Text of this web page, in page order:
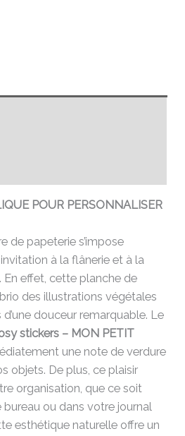
POUR PERSONNALISER
de papeterie s’impose
à la flânerie et à la
effet, cette planche de
des illustrations végétales
douceur remarquable. Le
stickers – MON PETIT
une note de verdure
objets. De plus, ce plaisir
organisation, que ce soit
ou dans votre journal
esthétique naturelle offre un